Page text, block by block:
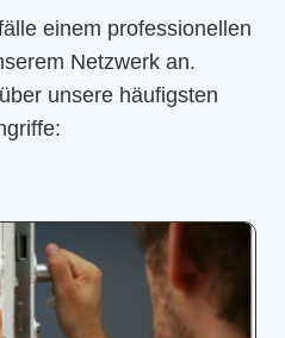
einem professionellen
Netzwerk an.
unsere häufigsten